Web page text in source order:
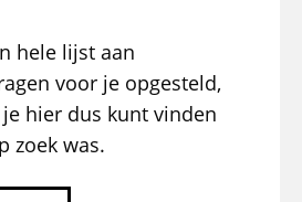
hele lijst aan
voor je opgesteld,
hier dus kunt vinden
zoek was.